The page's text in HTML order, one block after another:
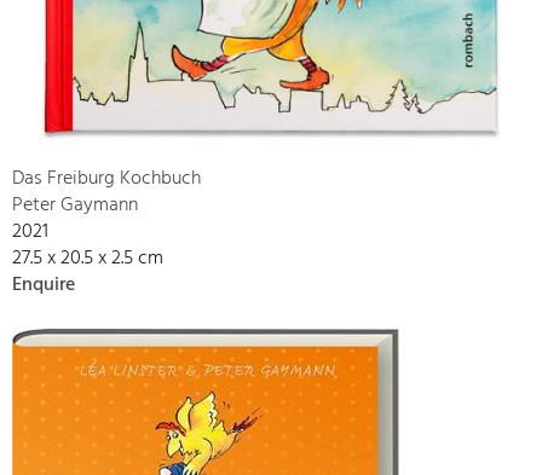
Das Freiburg Kochbuch
Peter Gaymann
2021
27.5 x 20.5 x 2.5 cm
Enquire